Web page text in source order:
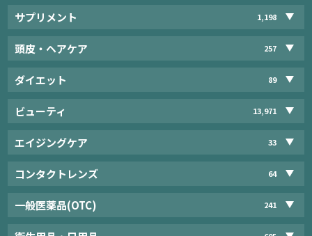
サプリメント 1,198
頭皮・ヘアケア 257
ダイエット 89
ビューティ 13,971
エイジングケア 33
コンタクトレンズ 64
一般医薬品(OTC) 241